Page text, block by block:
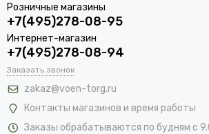
Розничные магазины
+7(495)278-08-95
Интернет-магазин
+7(495)278-08-94
Заказать звонок
zakaz@voen-torg.ru
Контакты магазинов и время работы
Заказы обрабатываются по будням с